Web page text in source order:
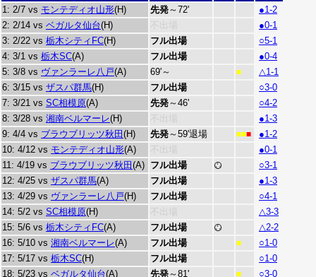
1: 2/7 vs モンテディオ山形(H) 先発～72'
●1-2
2: 2/14 vs ベガルタ仙台(H) 不出場
●0-1
3: 2/22 vs 栃木シティFC(H) フル出場
○5-1
4: 3/1 vs 栃木SC(A) フル出場
●0-4
5: 3/8 vs ヴァンラーレ八戸(A) 69'～ ■
△1-1
6: 3/15 vs ザスパ群馬(H) フル出場
○3-0
7: 3/21 vs SC相模原(A) 先発～46'
○4-2
8: 3/28 vs 湘南ベルマーレ(H) 不出場
●1-3
9: 4/4 vs ブラウブリッツ秋田 (H) 先発～59'退場 ■■■
●1-2
10: 4/12 vs モンテディオ山形(A) 不出場
●0-1
11: 4/19 vs ブラウブリッツ秋田 (A) フル出場
○3-1
12: 4/25 vs ザスパ群馬(A) フル出場
●1-3
13: 4/29 vs ヴァンラーレ八戸(H) フル出場
○4-1
14: 5/2 vs SC相模原(H) 不出場
△3-3
15: 5/6 vs 栃木シティFC(A) フル出場
△2-2
16: 5/10 vs 湘南ベルマーレ(A) フル出場 ■
○1-0
17: 5/17 vs 栃木SC(H) フル出場
○1-0
18: 5/23 vs ベガルタ仙台(A) 先発～81' ■
○3-0